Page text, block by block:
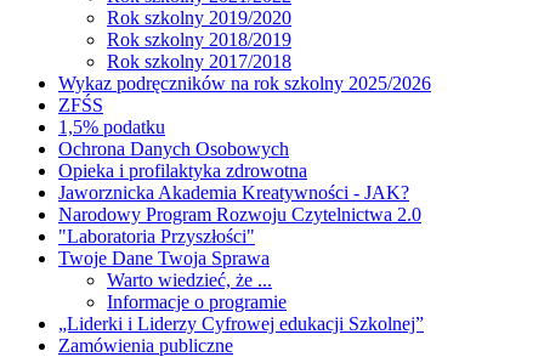
Rok szkolny 2019/2020
Rok szkolny 2018/2019
Rok szkolny 2017/2018
Wykaz podręczników na rok szkolny 2025/2026
ZFŚS
1,5% podatku
Ochrona Danych Osobowych
Opieka i profilaktyka zdrowotna
Jaworznicka Akademia Kreatywności - JAK?
Narodowy Program Rozwoju Czytelnictwa 2.0
"Laboratoria Przyszłości"
Twoje Dane Twoja Sprawa
Warto wiedzieć, że ...
Informacje o programie
„Liderki i Liderzy Cyfrowej edukacji Szkolnej”
Zamówienia publiczne